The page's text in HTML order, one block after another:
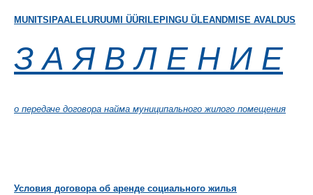
MUNITSIPAALELURUUMI ÜÜRILEPINGU ÜLEANDMISE AVALDUS
З А Я В Л Е Н И Е
о передаче договора найма муниципального жилого помещения
Условия договора об аренде социального жилья